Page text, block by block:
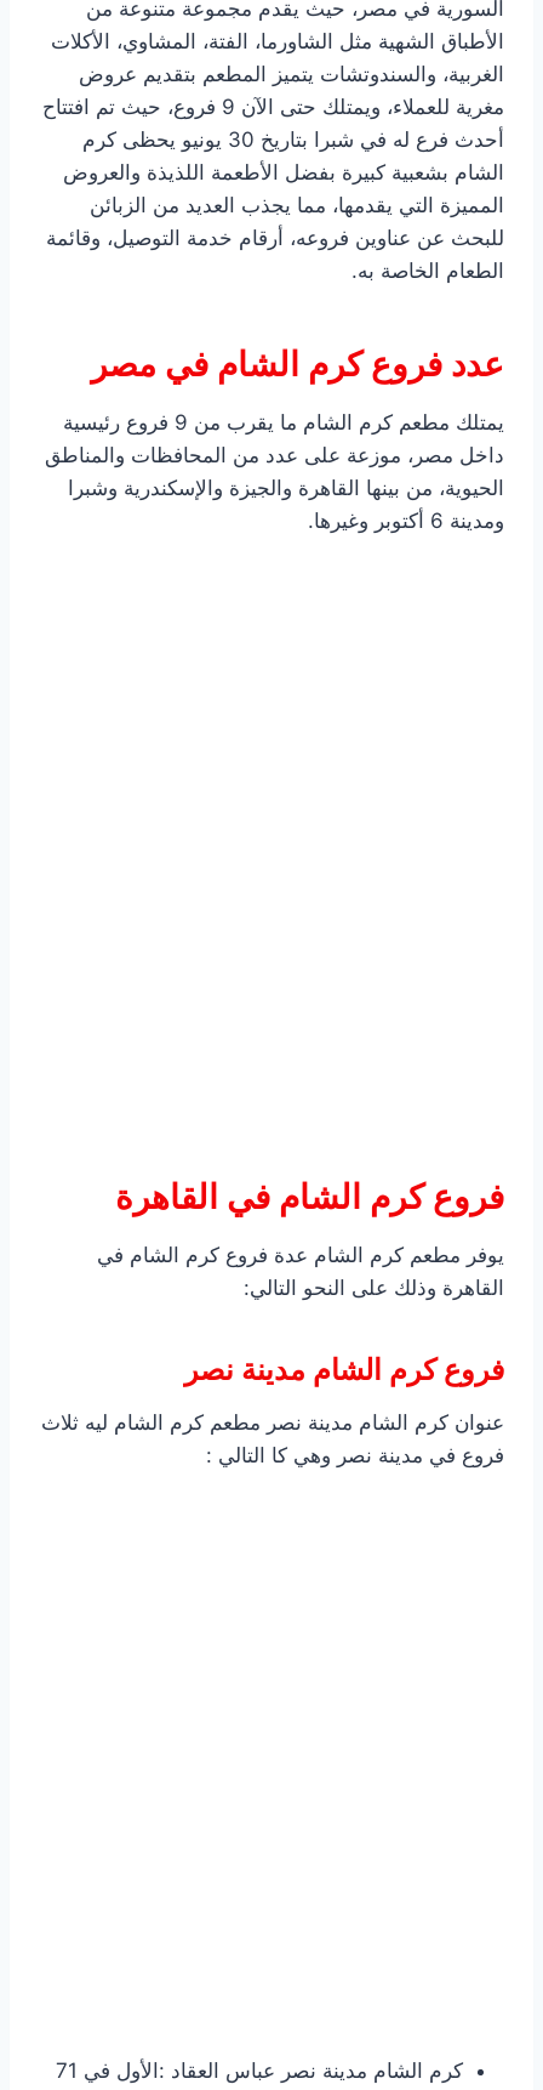
السورية في مصر، حيث يقدم مجموعة متنوعة من
الأطباق الشهية مثل الشاورما، الفتة، المشاوي، الأكلات
الغربية، والسندوتشات يتميز المطعم بتقديم عروض
مغرية للعملاء، ويمتلك حتى الآن 9 فروع، حيث تم افتتاح
أحدث فرع له في شبرا بتاريخ 30 يونيو يحظى كرم
الشام بشعبية كبيرة بفضل الأطعمة اللذيذة والعروض
المميزة التي يقدمها، مما يجذب العديد من الزبائن
للبحث عن عناوين فروعه، أرقام خدمة التوصيل، وقائمة
الطعام الخاصة به.
عدد فروع كرم الشام في مصر
يمتلك مطعم كرم الشام ما يقرب من 9 فروع رئيسية
داخل مصر، موزعة على عدد من المحافظات والمناطق
الحيوية، من بينها القاهرة والجيزة والإسكندرية وشبرا
ومدينة 6 أكتوبر وغيرها.
فروع كرم الشام في القاهرة
يوفر مطعم كرم الشام عدة فروع كرم الشام في
القاهرة وذلك على النحو التالي:
فروع كرم الشام مدينة نصر
عنوان كرم الشام مدينة نصر مطعم كرم الشام ليه ثلاث
فروع في مدينة نصر وهي كا التالي :
كرم الشام مدينة نصر عباس العقاد :الأول في 71